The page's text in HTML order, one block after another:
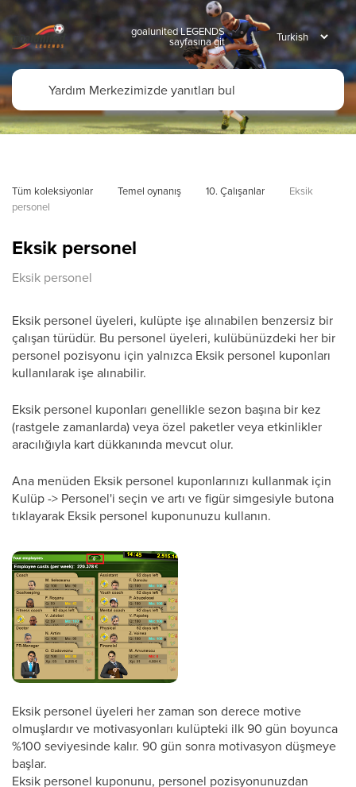
goalunited LEGENDS
sayfasına git
Tüm koleksiyonlar Temel oynanış 10. Çalışanlar
Eksik
personel
Eksik personel
Eksik personel
Eksik personel üyeleri, kulüpte işe alınabilen benzersiz bir
çalışan türüdür. Bu personel üyeleri, kulübünüzdeki her bir
personel pozisyonu için yalnızca Eksik personel kuponları
kullanılarak işe alınabilir.
Eksik personel kuponları genellikle sezon başına bir kez
(rastgele zamanlarda) veya özel paketler veya etkinlikler
aracılığıyla kart dükkanında mevcut olur.
Ana menüden Eksik personel kuponlarınızı kullanmak için
Kulüp -> Personel'i seçin ve artı ve figür simgesiyle butona
tıklayarak Eksik personel kuponunuzu kullanın.
Eksik personel üyeleri her zaman son derece motive
olmuşlardır ve motivasyonları kulüpteki ilk 90 gün boyunca
%100 seviyesinde kalır. 90 gün sonra motivasyon düşmeye
başlar.
Eksik personel kuponunu, personel pozisyonunuzdan